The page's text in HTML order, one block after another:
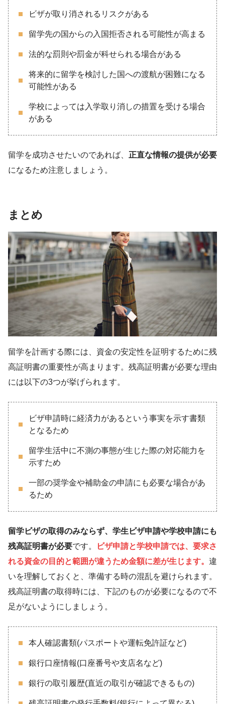
ビザが取り消されるリスクがある
留学先の国からの入国拒否される可能性が高まる
法的な罰則や罰金が科せられる場合がある
将来的に留学を検討した国への渡航が困難になる
可能性がある
学校によっては入学取り消しの措置を受ける場合
がある
留学を成功させたいのであれば、 正直な情報の提供が必要
になるため注意しましょう。
まとめ
留学を計画する際には、資金の安定性を証明するために残
高証明書の重要性が高まります。残高証明書が必要な理由
には以下の3つが挙げられます。
ビザ申請時に経済力があるという事実を示す書類
となるため
留学生活中に不測の事態が生じた際の対応能力を
示すため
一部の奨学金や補助金の申請にも必要な場合があ
るため
留学ビザの取得のみならず、学生ビザ申請や学校申請にも
残高証明書が必要です。
ビザ申請と学校申請では、要求さ
れる資金の目的と範囲が違うため金額に差が生じます。 違
いを理解しておくと、準備する時の混乱を避けられます。
残高証明書の取得時には、下記のものが必要になるので不
足がないようにしましょう。
本人確認書類(パスポートや運転免許証など)
銀行口座情報(口座番号や支店名など)
銀行の取引履歴(直近の取引が確認できるもの)